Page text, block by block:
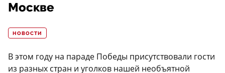
Москве
НОВОСТИ
В этом году на параде Победы присутствовали гости
из разных стран и уголков нашей необъятной